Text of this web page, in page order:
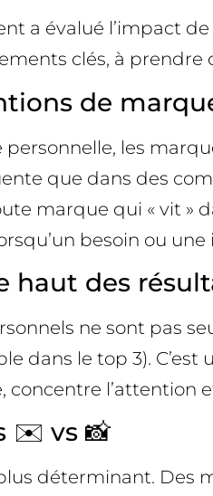
a évalué l’impact
clés, à
de
les
que dans des
marque qui « vit »
besoin ou
haut des
ne sont pas
dans le top 3).
l’attention
✉️ vs 📸
déterminant.